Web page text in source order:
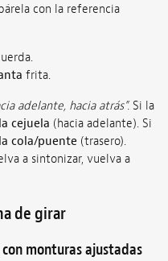
con la referencia
frita.
adelante, hacia atrás”.Si la
cejuela (hacia adelante). Si
cola/puente(trasero).
a sintonizar, vuelva a
de girar
monturas ajustadas